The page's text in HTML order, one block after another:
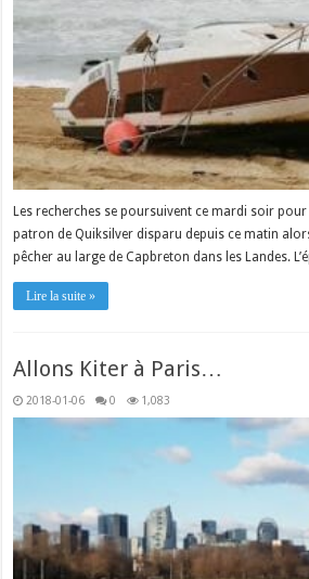
Les recherches se poursuivent ce mardi soir
patron de Quiksilver disparu depuis ce matin
pêcher au large de Capbreton dans les Landes.
Lire la suite »
Allons Kiter à Paris…
2018-01-06 0 1,083